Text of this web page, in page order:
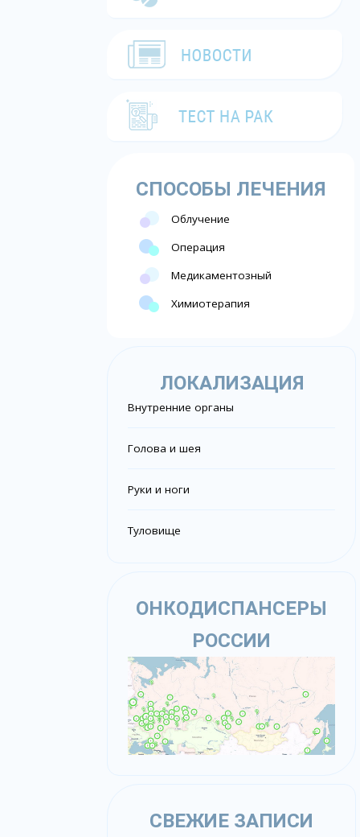
СПОСОБЫ ЛЕЧЕНИЯ
Облучение
Операция
Медикаментозный
Химиотерапия
ЛОКАЛИЗАЦИЯ
Внутренние органы
Голова и шея
Руки и ноги
Туловище
ОНКОДИСПАНСЕРЫ
РОССИИ
СВЕЖИЕ ЗАПИСИ